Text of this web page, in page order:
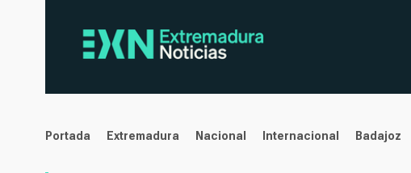
noticias
Portada Extremadura Nacional Internacional Badajoz